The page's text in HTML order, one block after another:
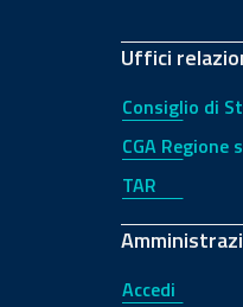
Uffici
Consiglio di
CGA Regione
TAR
Accedi